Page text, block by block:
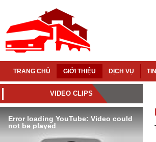
TRANG CHỦ GIỚI THIỆU DỊCH VỤ
VIDEO CLIPS
Error loading YouTube: Video could
not be played